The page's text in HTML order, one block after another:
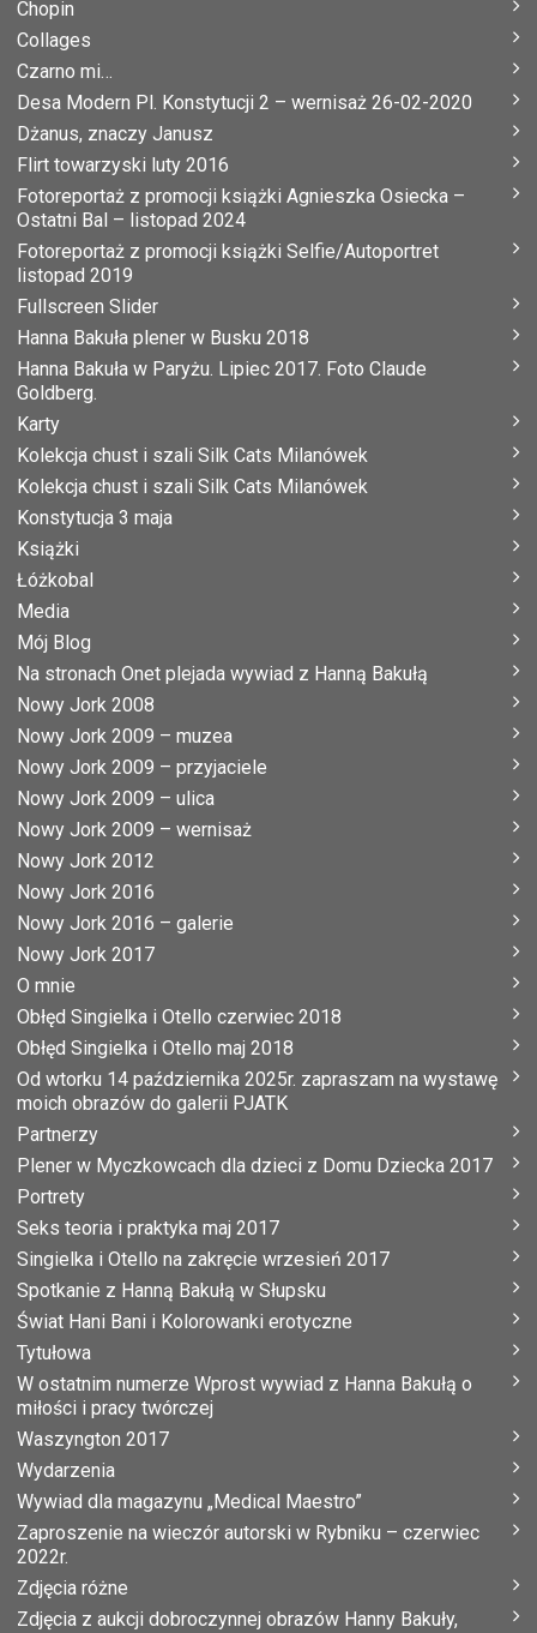
Chopin
Collages
Czarno mi…
Desa Modern Pl. Konstytucji 2 – wernisaż 26-02-2020
Dżanus, znaczy Janusz
Flirt towarzyski luty 2016
Fotoreportaż z promocji książki Agnieszka Osiecka –
Ostatni Bal – listopad 2024
Fotoreportaż z promocji książki Selfie/Autoportret
listopad 2019
Fullscreen Slider
Hanna Bakuła plener w Busku 2018
Hanna Bakuła w Paryżu. Lipiec 2017. Foto Claude
Goldberg.
Karty
Kolekcja chust i szali Silk Cats Milanówek
Kolekcja chust i szali Silk Cats Milanówek
Konstytucja 3 maja
Książki
Łóżkobal
Media
Mój Blog
Na stronach Onet plejada wywiad z Hanną Bakułą
Nowy Jork 2008
Nowy Jork 2009 – muzea
Nowy Jork 2009 – przyjaciele
Nowy Jork 2009 – ulica
Nowy Jork 2009 – wernisaż
Nowy Jork 2012
Nowy Jork 2016
Nowy Jork 2016 – galerie
Nowy Jork 2017
O mnie
Obłęd Singielka i Otello czerwiec 2018
Obłęd Singielka i Otello maj 2018
Od wtorku 14 października 2025r. zapraszam na wystawę
moich obrazów do galerii PJATK
Partnerzy
Plener w Myczkowcach dla dzieci z Domu Dziecka 2017
Portrety
Seks teoria i praktyka maj 2017
Singielka i Otello na zakręcie wrzesień 2017
Spotkanie z Hanną Bakułą w Słupsku
Świat Hani Bani i Kolorowanki erotyczne
Tytułowa
W ostatnim numerze Wprost wywiad z Hanna Bakułą o
miłości i pracy twórczej
Waszyngton 2017
Wydarzenia
Wywiad dla magazynu „Medical Maestro”
Zaproszenie na wieczór autorski w Rybniku – czerwiec
2022r.
Zdjęcia różne
Zdjęcia z aukcji dobroczynnej obrazów Hanny Bakuły,